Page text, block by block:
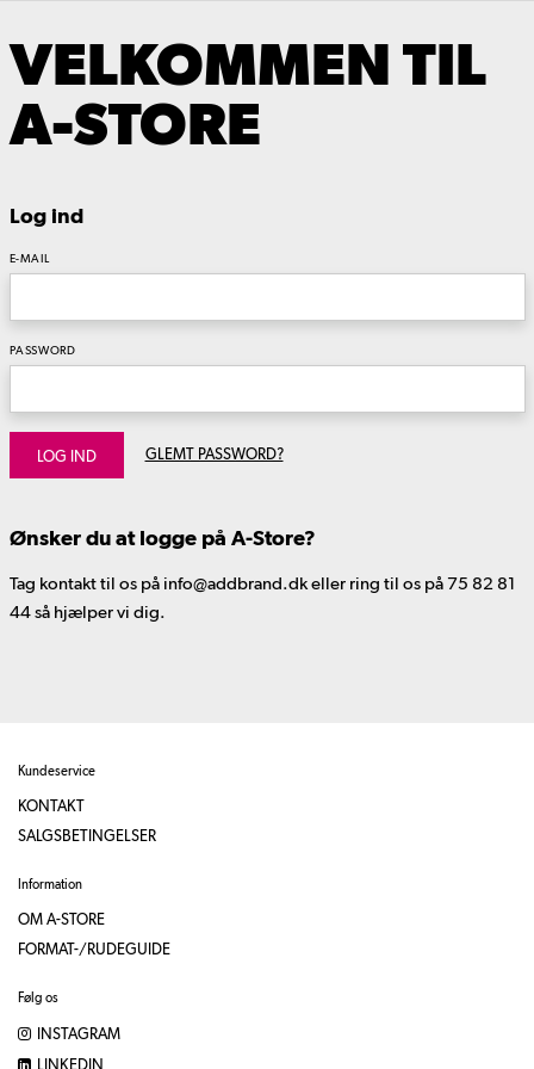
VELKOMMEN TIL
A-STORE
Log ind
E-MAIL
PASSWORD
LOG IND GLEMT PASSWORD?
Ønsker du at logge på A-Store?
Tag kontakt til os på info@addbrand.dk eller ring til os på 75 82 81
44 så hjælper vi dig.
Kundeservice
KONTAKT
SALGSBETINGELSER
Information
OM A-STORE
FORMAT-/RUDEGUIDE
Følg os
INSTAGRAM